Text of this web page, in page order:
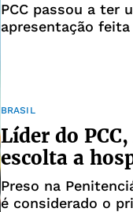
PCC passou a ter
apresentação
BRASIL
Líder do
escolta a
Preso na
é considerado o